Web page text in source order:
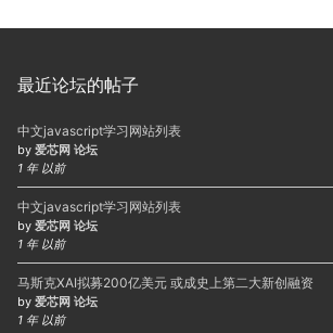
最近论坛的帖子
中文javascript学习网站列表
by 爱芯网 论坛
1 年 以前
中文javascript学习网站列表
by 爱芯网 论坛
1 年 以前
马斯克XAI拟募200亿美元 或成史上第二大新创融资
by 爱芯网 论坛
1 年 以前